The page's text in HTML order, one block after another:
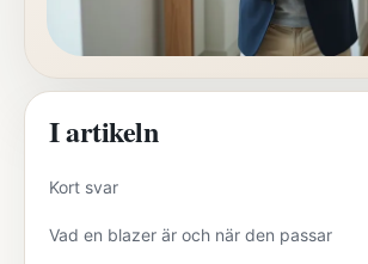
I artikeln
Kort svar
Vad en blazer är och när den passar